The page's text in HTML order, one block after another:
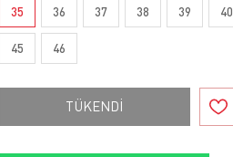
35 36 37 38 39 40
45 46
TÜKENDİ